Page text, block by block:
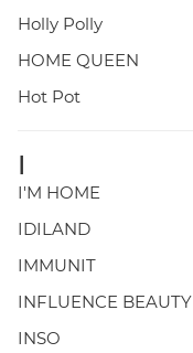
Holly Polly
HOME QUEEN
Hot Pot
I
I'M HOME
IDILAND
IMMUNIT
INFLUENCE BEAUTY
INSO